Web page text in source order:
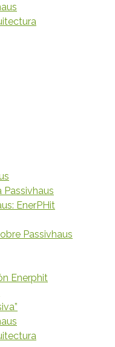
Passivhaus
EnerPHit
Passivhaus
Enerphit